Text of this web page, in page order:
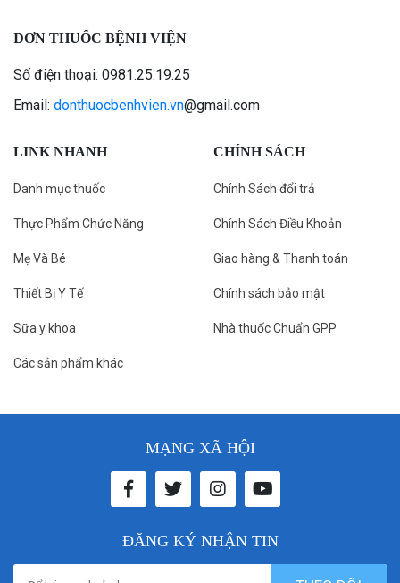
ĐƠN THUỐC BỆNH VIỆN
Số điện thoại: 0981.25.19.25
Email: donthuocbenhvien.vn@gmail.com
LINK NHANH
Danh mục thuốc
Thực Phẩm Chức Năng
Mẹ Và Bé
Thiết Bị Y Tế
Sữa y khoa
Các sản phẩm khác
CHÍNH SÁCH
Chính Sách đổi trả
Chính Sách Điều Khoản
Giao hàng & Thanh toán
Chính sách bảo mật
Nhà thuốc Chuẩn GPP
MẠNG XÃ HỘI
ĐĂNG KÝ NHẬN TIN